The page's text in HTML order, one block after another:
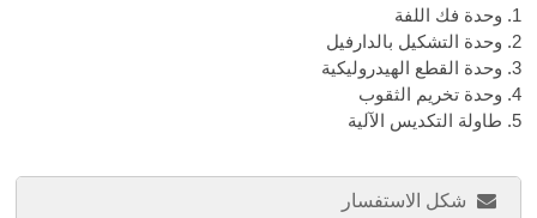
1. وحدة فك اللفة
2. وحدة التشكيل بالدارفيل
3. وحدة القطع الهيدروليكية
4. وحدة تخريم الثقوب
5. طاولة التكديس الآلية
شكل الاستفسار